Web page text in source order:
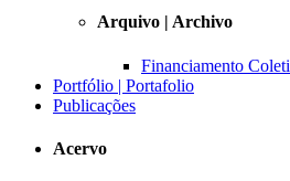
Arquivo | Archivo
Financiamento
Portfólio | Portafolio
Publicações
Acervo